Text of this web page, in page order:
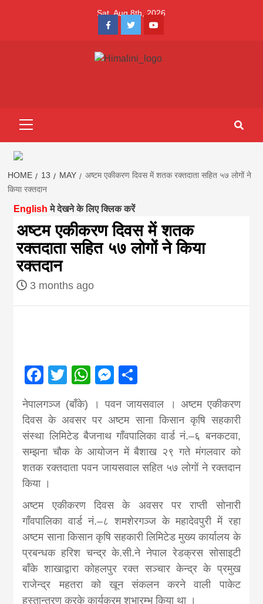
Sat. Aug 8th, 2026
FacebookTwitterYoutube
hindi
||madhesh
first hindi
magazine of
Nepal brings
from
news,
khabar
HOME 13 MAY
अष्टम एकीकरण दिवस में शतक रक्तदाता सहित ५७ लोगों ने
किया रक्तदान
English मे देखने के लिए क्लिक करें
अष्टम एकीकरण दिवस में शतक
रक्तदाता सहित ५७ लोगों ने किया
रक्तदान
3 months ago
Facebook
TwitterWhatsApp
Messenger
नेपालगञ्ज (बाँके) । पवन जायसवाल । अष्टम एकीकरण
दिवस के अवसर पर अष्टम साना किसान कृषि सहकारी
संस्था लिमिटेड बैजनाथ गाँवपालिका वार्ड नं.–६ बनकटवा,
सम्झना चौक के आयोजन में बैशाख २९ गते मंगलवार को
शतक रक्तदाता पवन जायसवाल सहित ५७ लोगों ने रक्तदान
किया ।
अष्टम एकीकरण दिवस के अवसर पर राप्ती सोनारी
गाँवपालिका वार्ड नं.–८ शमशेरगञ्ज के महादेवपुरी में रहा
अष्टम साना किसान कृषि सहकारी लिमिटेड मुख्य कार्यालय के
प्रबन्धक हरिश चन्द्र के.सी.ने नेपाल रेडक्रस सोसाइटी
बाँके शाखाद्वारा कोहलपुर रक्त सञ्चार केन्द्र के प्रमुख
राजेन्द्र महतरा को खून संकलन करने वाली पाकेट
हस्तान्तरण करके कार्यक्रम शुभारम्भ किया था ।